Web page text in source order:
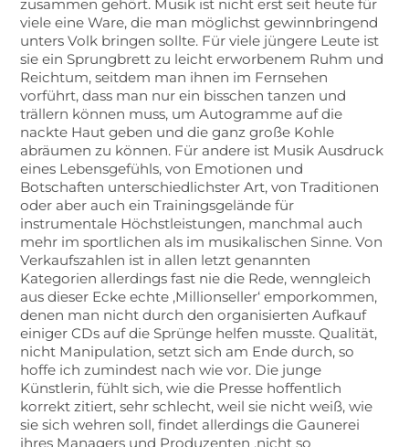
zusammen gehört. Musik ist nicht erst seit heute für
viele eine Ware, die man möglichst gewinnbringend
unters Volk bringen sollte. Für viele jüngere Leute ist
sie ein Sprungbrett zu leicht erworbenem Ruhm und
Reichtum, seitdem man ihnen im Fernsehen
vorführt, dass man nur ein bisschen tanzen und
trällern können muss, um Autogramme auf die
nackte Haut geben und die ganz große Kohle
abräumen zu können. Für andere ist Musik Ausdruck
eines Lebensgefühls, von Emotionen und
Botschaften unterschiedlichster Art, von Traditionen
oder aber auch ein Trainingsgelände für
instrumentale Höchstleistungen, manchmal auch
mehr im sportlichen als im musikalischen Sinne. Von
Verkaufszahlen ist in allen letzt genannten
Kategorien allerdings fast nie die Rede, wenngleich
aus dieser Ecke echte ‚Millionseller‘ emporkommen,
denen man nicht durch den organisierten Aufkauf
einiger CDs auf die Sprünge helfen musste. Qualität,
nicht Manipulation, setzt sich am Ende durch, so
hoffe ich zumindest nach wie vor. Die junge
Künstlerin, fühlt sich, wie die Presse hoffentlich
korrekt zitiert, sehr schlecht, weil sie nicht weiß, wie
sie sich wehren soll, findet allerdings die Gaunerei
ihres Managers und Produzenten ‚nicht so